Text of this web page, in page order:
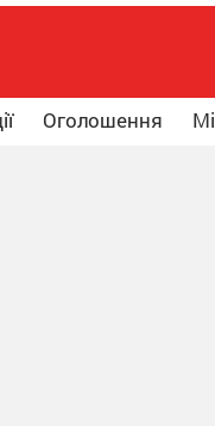
Оголошення